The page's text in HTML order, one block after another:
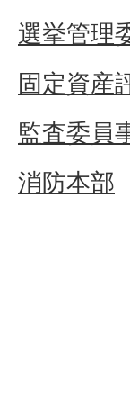
選挙管理
固定資産
監査委員
消防本部